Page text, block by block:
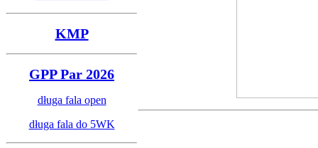
KMP
GPP Par 2026
długa fala open
długa fala do 5WK